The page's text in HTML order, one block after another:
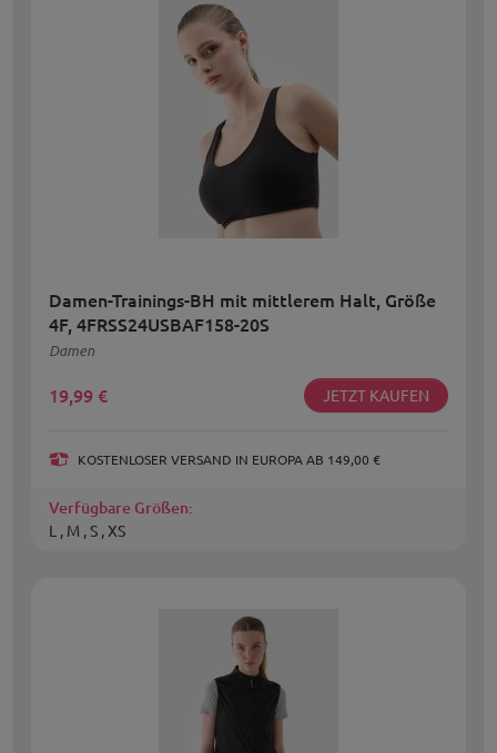
Damen-Trainings-BH mit mittlerem Halt, Größe
4F, 4FRSS24USBAF158-20S
Damen
19,99 € JETZT KAUFEN
KOSTENLOSER VERSAND IN EUROPA AB 149,00 €
Verfügbare Größen:
L , M , S , XS